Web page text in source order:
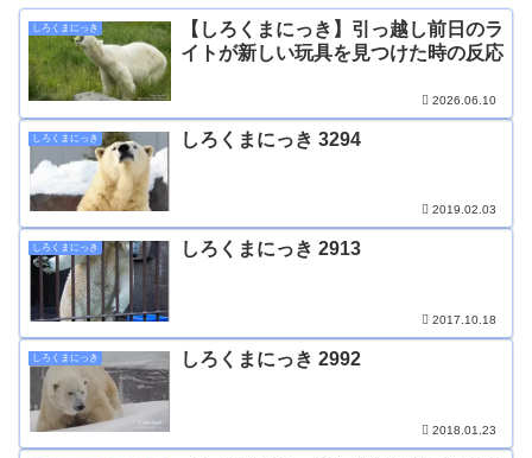
しろくまにっき
【しろくまにっき】引っ越し前日のラ
イトが新しい玩具を見つけた時の反応
2026.06.10
しろくまにっき しろくまにっき 3294
2019.02.03
しろくまにっき しろくまにっき 2913
2017.10.18
しろくまにっき しろくまにっき 2992
2018.01.23